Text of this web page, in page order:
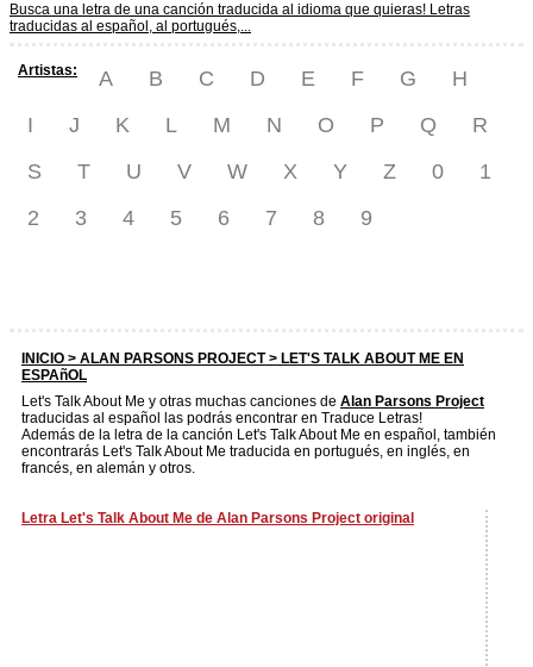
Busca una letra de una canción traducida al idioma que quieras! Letras
traducidas al español, al portugués,...
Artistas: A B C D E F G
H
I
J K L M N O P Q
R
S
T U V W X Y Z 0
1
2
3 4 5 6 7 8 9
INICIO > ALAN PARSONS PROJECT> LET'S TALK ABOUT ME EN
ESPAñOL
Let's Talk About Me y otras muchas canciones de Alan Parsons Project
traducidas al español las podrás encontrar en Traduce Letras!
Además de la letra de la canción Let's Talk About Me en español, también
encontrarás Let's Talk About Me traducida en portugués, en inglés, en
francés, en alemán y otros.
Letra Let's Talk About Me de Alan Parsons Project original